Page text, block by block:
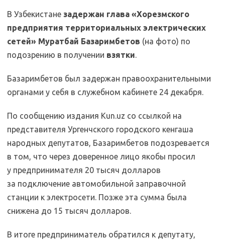
В Узбекистане задержан глава «Хорезмского
предприятия территориальных электрических
сетей» Муратбай Базаримбетов (на фото) по
подозрению в получении взятки.
Базаримбетов был задержан правоохранительными
органами у себя в служебном кабинете 24 декабря.
По сообщению издания Kun.uz со ссылкой на
представителя Ургенчского городского кенгаша
народных депутатов, Базаримбетов подозревается
в том, что через доверенное лицо якобы просил
у предпринимателя 20 тысяч долларов
за подключение автомобильной заправочной
станции к электросети. Позже эта сумма была
снижена до 15 тысяч долларов.
В итоге предприниматель обратился к депутату,